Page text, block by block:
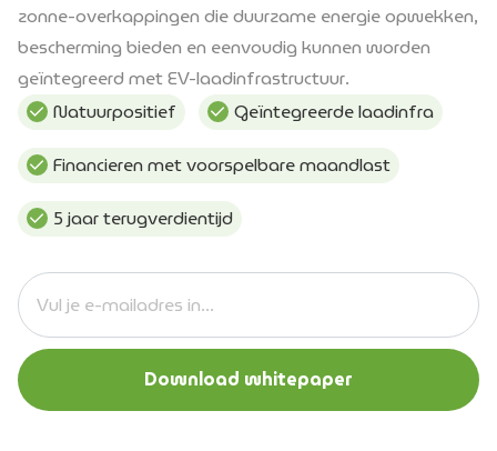
zonne-overkappingen die duurzame energie opwekken,
bescherming bieden en eenvoudig kunnen worden
geïntegreerd met EV-laadinfrastructuur.
Natuurpositief
Geïntegreerde laadinfra
Financieren met voorspelbare maandlast
5 jaar terugverdientijd